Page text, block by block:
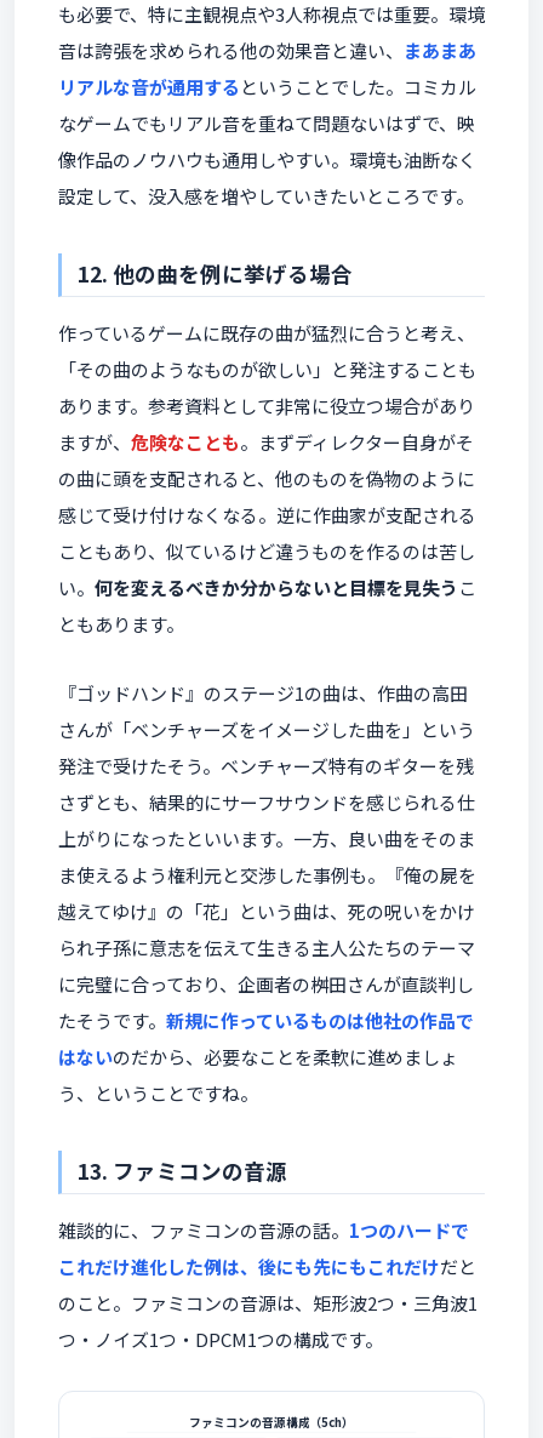
も必要で、特に主観視点や3人称視点では重要。環境
音は誇張を求められる他の効果音と違い、 まあまあ
リアルな音が通用する ということでした。コミカル
なゲームでもリアル音を重ねて問題ないはずで、映
像作品のノウハウも通用しやすい。環境も油断なく
設定して、没入感を増やしていきたいところです。
12. 他の曲を例に挙げる場合
作っているゲームに既存の曲が猛烈に合うと考え、
「その曲のようなものが欲しい」と発注することも
あります。参考資料として非常に役立つ場合があり
ますが、 危険なことも。まずディレクター自身がそ
の曲に頭を支配されると、他のものを偽物のように
感じて受け付けなくなる。逆に作曲家が支配される
こともあり、似ているけど違うものを作るのは苦し
い。 何を変えるべきか分からないと目標を見失う こ
ともあります。
『ゴッドハンド』のステージ1の曲は、作曲の高田
さんが「ベンチャーズをイメージした曲を」という
発注で受けたそう。ベンチャーズ特有のギターを残
さずとも、結果的にサーフサウンドを感じられる仕
上がりになったといいます。一方、良い曲をそのま
ま使えるよう権利元と交渉した事例も。『俺の屍を
越えてゆけ』の「花」という曲は、死の呪いをかけ
られ子孫に意志を伝えて生きる主人公たちのテーマ
に完璧に合っており、企画者の桝田さんが直談判し
たそうです。 新規に作っているものは他社の作品で
はないのだから、必要なことを柔軟に進めましょ
う、ということですね。
13. ファミコンの音源
雑談的に、ファミコンの音源の話。 1つのハードで
これだけ進化した例は、後にも先にもこれだけだと
のこと。ファミコンの音源は、矩形波2つ・三角波1
つ・ノイズ1つ・DPCM1つの構成です。
ファミコンの音源構成（5ch）